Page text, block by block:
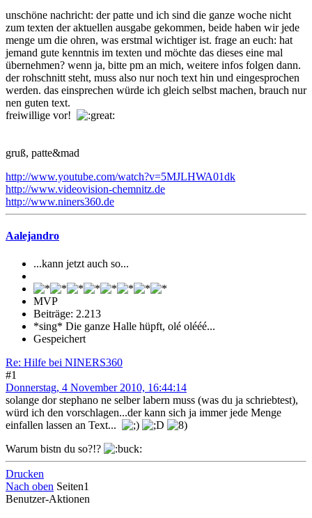
unschöne nachricht: der patte und ich sind die ganze woche nicht
zum texten der aktuellen ausgabe gekommen, beide haben wir jede
menge um die ohren, was erstmal wichtiger ist. frage an euch: hat
jemand gute kenntnis im texten und möchte das dieses eine mal
übernehmen? wenn ja, bitte pm an mich, weitere infos folgen dann.
der rohschnitt steht, muss also nur noch text hin und eingesprochen
werden. das einsprechen würde ich gleich selbst machen, brauch nur
nen guten text.
freiwillige vor!
gruß, patte&mad
http://www.youtube.com/watch?v=5MJLHWA01dk
http://www.videovision-chemnitz.de
http://www.niners360.de
Aalejandro
...kann jetzt auch so...
MVP
Beiträge: 2.213
*sing* Die ganze Halle hüpft, olé olééé...
Gespeichert
Re: Hilfe bei NINERS360
#1
Donnerstag, 4 November 2010, 16:44:14
solange dor stephano ne selber labern muss (was du ja schriebtest),
würd ich den vorschlagen...der kann sich ja immer jede Menge
einfallen lassen an Text...
Warum bistn du so?!?
Drucken
Nach oben Seiten1
Benutzer-Aktionen